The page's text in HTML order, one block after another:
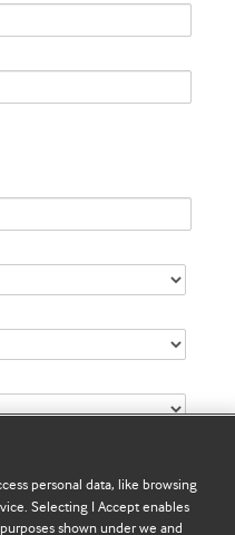
personal data, like browsing
Selecting I Accept enables
shown under we and